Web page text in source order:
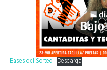
Bases del Sorteo Descarga